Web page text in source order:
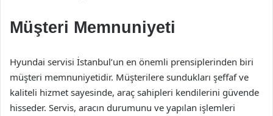
Müşteri Memnuniyeti
Hyundai servisi İstanbul’un en önemli prensiplerinden biri
müşteri memnuniyetidir. Müşterilere sundukları şeffaf ve
kaliteli hizmet sayesinde, araç sahipleri kendilerini güvende
hisseder. Servis, aracın durumunu ve yapılan işlemleri